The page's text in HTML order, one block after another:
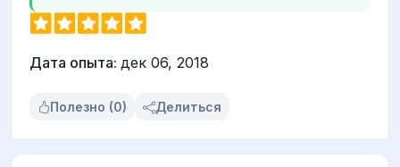
Дата опыта: дек 06, 2018
Полезно (0) Делиться